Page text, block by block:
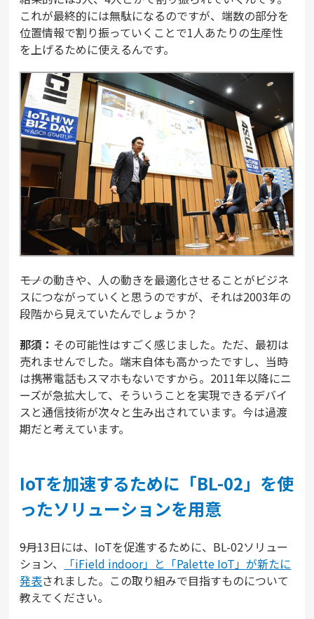
これが最終的には無駄になるのですが、端数の部分を
位置情報で割り振っていくことで1人あたりの生産性
を上げるために使えるんです。
――モノの動きや、人の動きを最適化させることがビジネ
スにつながっていくと思うのですが、それは2003年の
段階から見えていたんでしょうか？
那須： その可能性はすごく感じました。ただ、最初は
売れませんでした。端末自体も高かったですし、当時
は携帯電話もスマホもないですから。2011年以降にニ
ーズが急拡大して、そういうことを実現できるデバイ
スと通信技術が次々と生み出されています。今は過渡
期だと考えています。
IoTを加速するために「BL-02」を使
ったソリューションを用意
――9月13日には、IoTを促進するために、BL-02ソリュー
ション、
「iField indoor」と「Palette IoT」が新たに
発表されました。この取り組みで目指すものについて
教えてください。